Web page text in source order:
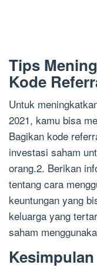
Tips
Kode
Untuk
2021, kamu bisa
Bagikan kode
investasi saham
orang.2. Berikan
tentang cara
keuntungan yang
keluarga yang
saham
Kesimpulan